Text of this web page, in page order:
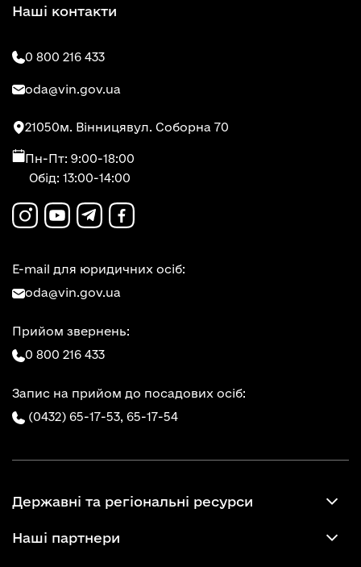
Наші контакти
0 800 216 433
oda@vin.gov.ua
21050м. Вінницявул. Соборна 70
Пн-Пт: 9:00-18:00
Обід: 13:00-14:00
E-mail для юридичних осіб:
oda@vin.gov.ua
Прийом звернень:
0 800 216 433
Запис на прийом до посадових осіб:
(0432) 65-17-53, 65-17-54
Державні та регіональні ресурси
Наші партнери